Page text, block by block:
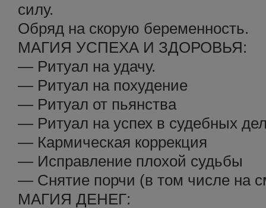
силу.
Обряд на скорую беременность.
МАГИЯ УСПЕХА И ЗДОРОВЬЯ:
— Ритуал на удачу.
— Ритуал на похудение
— Ритуал от пьянства
— Ритуал на успех в судебных
— Кармическая коррекция
— Исправление плохой судьбы
— Снятие порчи (в том числе на
МАГИЯ ДЕНЕГ: